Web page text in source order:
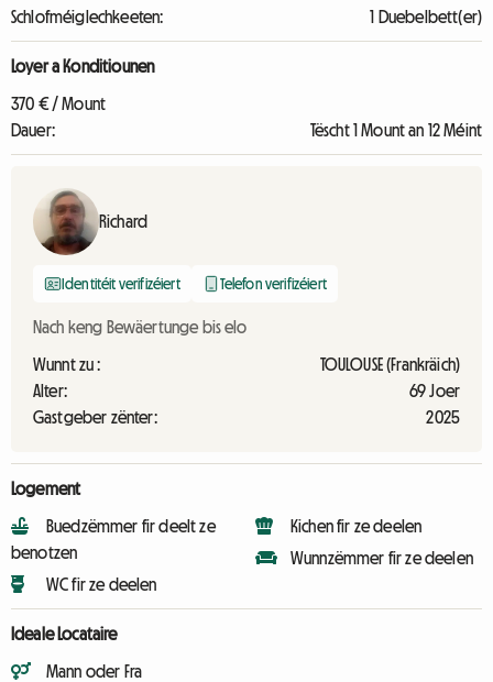
Schlofméiglechkeeten:
1 Duebelbett(er)
Loyer a Konditiounen
370 € / Mount
Dauer:
Tëscht 1 Mount an 12 Méint
Richard
Identitéit verifizéiert Telefon verifizéiert
Nach keng Bewäertunge bis elo
Wunnt zu :
TOULOUSE (Frankräich)
Alter:
69 Joer
Gastgeber zënter:
2025
Logement
Buedzëmmer fir deelt ze
benotzen
WC fir ze deelen
Kichen fir ze deelen
Wunnzëmmer fir ze deelen
Ideale Locataire
Mann oder Fra